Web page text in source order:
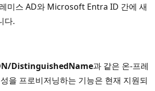
미스 AD와 Microsoft Entra ID 간에 새
다.
DistinguishedName과 같은 온-프레
을 프로비저닝하는 기능은 현재 지원되